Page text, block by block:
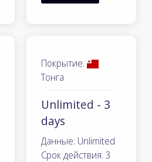
Покрытие:
Тонга
Unlimited - 3
days
Данные: Unlimited
Срок действия: 3